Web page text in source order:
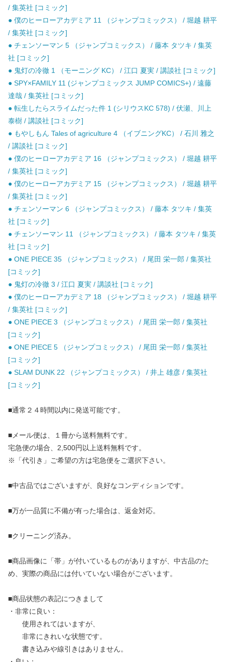
/ 集英社 [コミック]
● 僕のヒーローアカデミア 11 （ジャンプコミックス） / 堀越 耕平
/ 集英社 [コミック]
● チェンソーマン 5 （ジャンプコミックス） / 藤本 タツキ / 集英
社 [コミック]
● 鬼灯の冷徹 1 （モーニング KC） / 江口 夏実 / 講談社 [コミック]
● SPY×FAMILY 11 (ジャンプコミックス JUMP COMICS+) / 遠藤
達哉 / 集英社 [コミック]
● 転生したらスライムだった件 1 (シリウスKC 578) / 伏瀬、川上
泰樹 / 講談社 [コミック]
● もやしもん Tales of agriculture 4 （イブニングKC） / 石川 雅之
/ 講談社 [コミック]
● 僕のヒーローアカデミア 16 （ジャンプコミックス） / 堀越 耕平
/ 集英社 [コミック]
● 僕のヒーローアカデミア 15 （ジャンプコミックス） / 堀越 耕平
/ 集英社 [コミック]
● チェンソーマン 6 （ジャンプコミックス） / 藤本 タツキ / 集英
社 [コミック]
● チェンソーマン 11 （ジャンプコミックス） / 藤本 タツキ / 集英
社 [コミック]
● ONE PIECE 35 （ジャンプコミックス） / 尾田 栄一郎 / 集英社
[コミック]
● 鬼灯の冷徹 3 / 江口 夏実 / 講談社 [コミック]
● 僕のヒーローアカデミア 18 （ジャンプコミックス） / 堀越 耕平
/ 集英社 [コミック]
● ONE PIECE 3 （ジャンプコミックス） / 尾田 栄一郎 / 集英社
[コミック]
● ONE PIECE 5 （ジャンプコミックス） / 尾田 栄一郎 / 集英社
[コミック]
● SLAM DUNK 22 （ジャンプコミックス） / 井上 雄彦 / 集英社
[コミック]
■通常２４時間以内に発送可能です。
■メール便は、１冊から送料無料です。
宅急便の場合、2,500円以上送料無料です。
※「代引き」ご希望の方は宅急便をご選択下さい。
■中古品ではございますが、良好なコンディションです。
■万が一品質に不備が有った場合は、返金対応。
■クリーニング済み。
■商品画像に「帯」が付いているものがありますが、中古品のた
め、実際の商品には付いていない場合がございます。
■商品状態の表記につきまして
・非常に良い：
使用されてはいますが、
非常にきれいな状態です。
書き込みや線引きはありません。